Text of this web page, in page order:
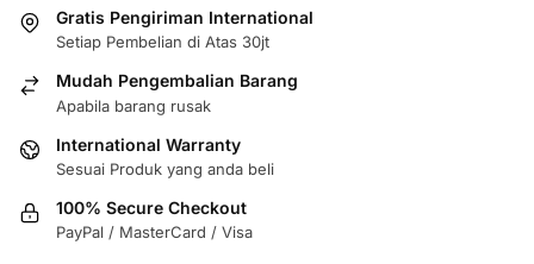
Gratis Pengiriman International
Setiap Pembelian di Atas 30jt
Mudah Pengembalian Barang
Apabila barang rusak
International Warranty
Sesuai Produk yang anda beli
100% Secure Checkout
PayPal / MasterCard / Visa